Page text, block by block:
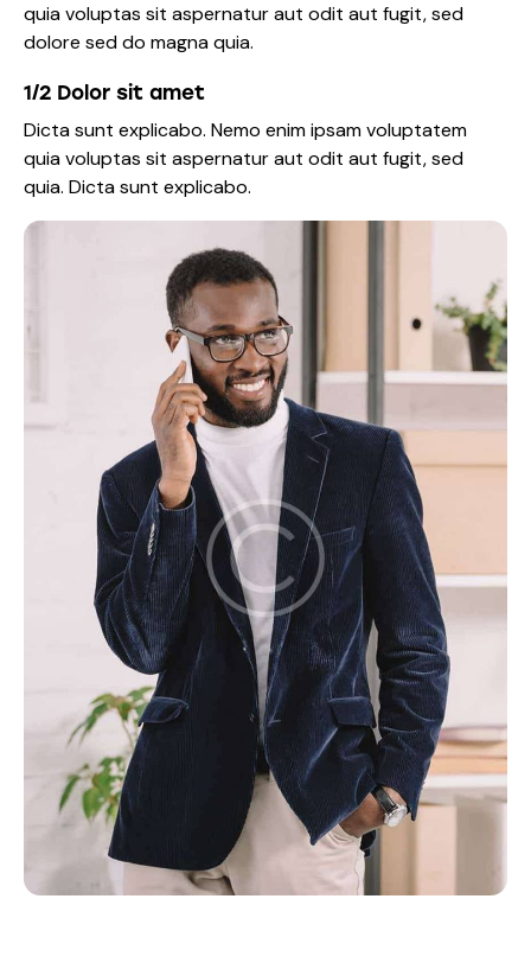
quia voluptas sit aspernatur aut odit aut fugit, sed
dolore sed do magna quia.
1/2 Dolor sit amet
Dicta sunt explicabo. Nemo enim ipsam voluptatem
quia voluptas sit aspernatur aut odit aut fugit, sed
quia. Dicta sunt explicabo.